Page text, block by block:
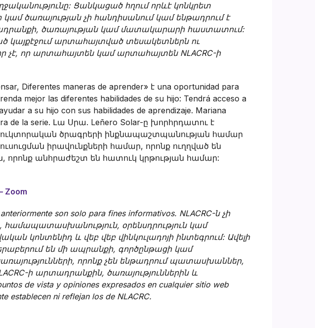
Ցանկացած հղում որևէ կոնկրետ
ծառայության չի հանդիսանում կամ ենթադրում է
ծառայության կամ մատակարարի հաստատում:
արտահայտված տեսակետներն ու
չէ, որ արտահայտեն կամ արտահայտեն NLACRC-ի
Diferentes maneras de aprender» է una oportunidad para
mejor las diferentes habilidades de su hijo: Tendrá acceso a
a su hijo con sus habilidades de aprendizaje. Mariana
de la serie. Լա Սրա. Leñero Solar-ը խորհրդատու է
ծրագրերի ինքնապաշտպանության համար
ուսուցման իրավունքների համար, որոնք ուղղված են
որոնք անհրաժեշտ են հատուկ կրթության համար:
Zoom
son solo para fines informativos. NLACRC-ն չի
համապատասխանություն, օրենսդրություն կամ
կոնտենիդ և վեբ վեբ վինկուլադոյի ինտեգրում: Ավելի
են մի ապրանքի, գործընթացի կամ
որոնք չեն ենթադրում պատասխաններ,
ի արտադրանքին, ծառայություններին և
de vista y opiniones expresados en cualquier sitio web
establecen ni reflejan los de NLACRC.